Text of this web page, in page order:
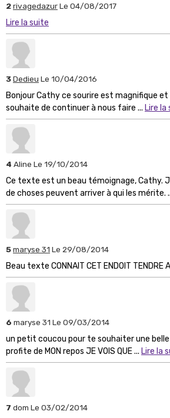
2rivagedazurLe 04/08/2017
Lire la suite
3Dedieu Le 10/04/2016
Bonjour Cathy ce sourire est magnifique
souhaite de continuer à nous faire ... Lire la
4 Aline Le 19/10/2014
Ce texte est un beau témoignage, Cathy.
de choses peuvent arriver à qui les mérite.
5maryse 31 Le 29/08/2014
Beau texte CONNAIT CET ENDOIT TENDRE
6 maryse 31 Le 09/03/2014
un petit coucou pour te souhaiter une
profite de MON repos JE VOIS QUE ... Lire la
7 dom Le 03/02/2014